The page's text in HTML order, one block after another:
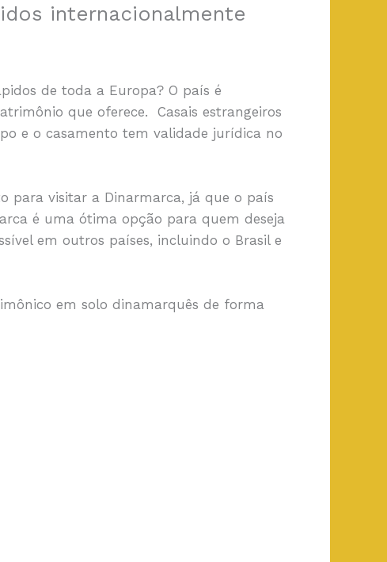
internacionalmente
de toda a Europa? O país é
que oferece. Casais estrangeiros
e o casamento tem validade jurídica no
para visitar a Dinarmarca, já que o país
é uma ótima opção para quem deseja
em outros países, incluindo o Brasil e
em solo dinamarquês de forma